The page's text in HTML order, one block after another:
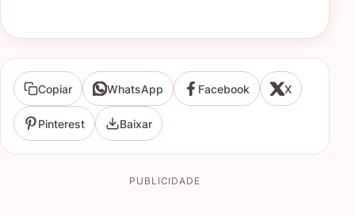
Copiar WhatsApp Facebook X
Pinterest Baixar
PUBLICIDADE